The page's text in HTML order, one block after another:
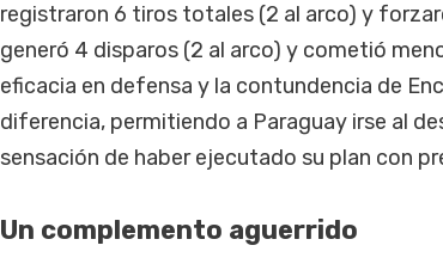
registraron 6 tiros totales (2 al arco) y
generó 4 disparos (2 al arco) y cometió
eficacia en defensa y la contundencia de
diferencia, permitiendo a Paraguay irse al
sensación de haber ejecutado su plan con
Un complemento aguerrido